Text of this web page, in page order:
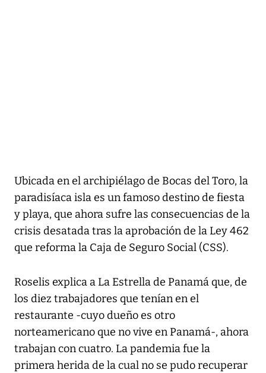
Ubicada en el archipiélago de Bocas del Toro, la
paradisíaca isla es un famoso destino de fiesta
y playa, que ahora sufre las consecuencias de la
crisis desatada tras la aprobación de la Ley 462
que reforma la Caja de Seguro Social (CSS).
Roselis explica a La Estrella de Panamá que, de
los diez trabajadores que tenían en el
restaurante -cuyo dueño es otro
norteamericano que no vive en Panamá-, ahora
trabajan con cuatro. La pandemia fue la
primera herida de la cual no se pudo recuperar